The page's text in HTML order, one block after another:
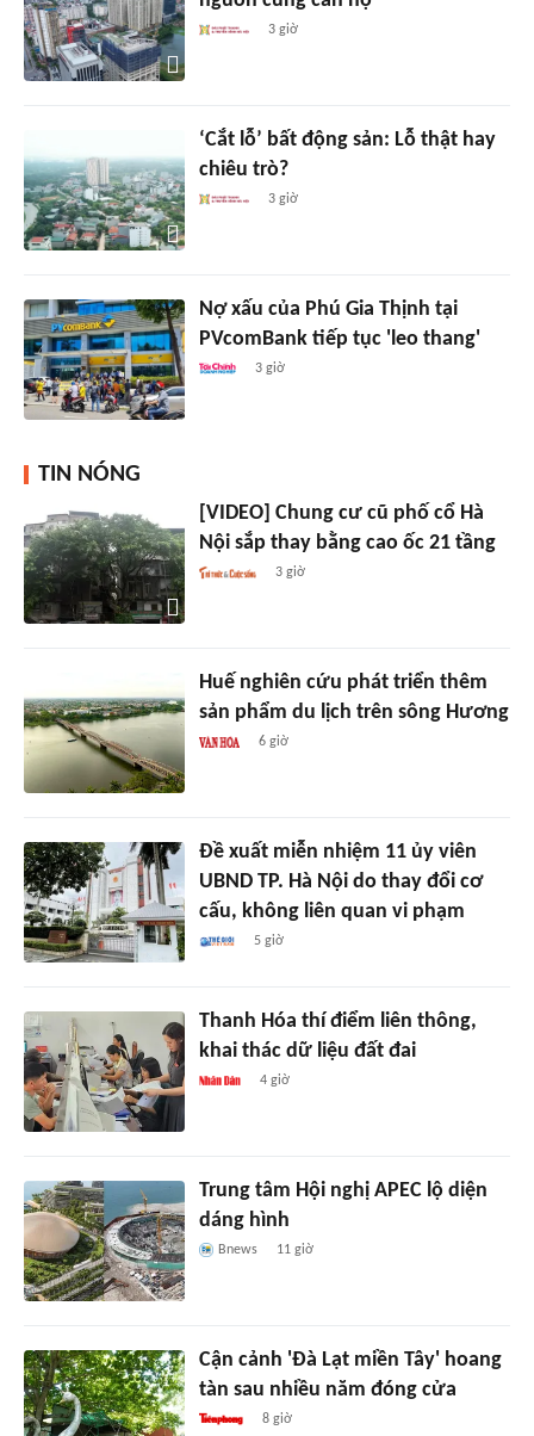
3 giờ
‘Cắt lỗ’ bất động sản: Lỗ thật hay
chiêu trò?
3 giờ
Nợ xấu của Phú Gia Thịnh tại
PVcomBank tiếp tục 'leo thang'
3 giờ
TIN NÓNG
[VIDEO] Chung cư cũ phố cổ Hà
Nội sắp thay bằng cao ốc 21 tầng
3 giờ
Huế nghiên cứu phát triển thêm
sản phẩm du lịch trên sông Hương
6 giờ
Đề xuất miễn nhiệm 11 ủy viên
UBND TP. Hà Nội do thay đổi cơ
cấu, không liên quan vi phạm
5 giờ
Thanh Hóa thí điểm liên thông,
khai thác dữ liệu đất đai
4 giờ
Trung tâm Hội nghị APEC lộ diện
dáng hình
Bnews 11 giờ
Cận cảnh 'Đà Lạt miền Tây' hoang
tàn sau nhiều năm đóng cửa
8 giờ